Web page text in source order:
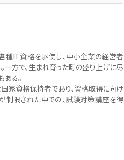
種IT資格を駆使し、中小企業の経営者
一方で、生まれ育った町の盛り上げに尽
る。
家資格保持者であり、資格取得に向け
制限された中での、試験対策講座を得